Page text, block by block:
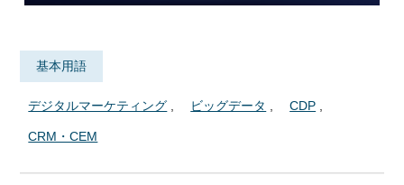
基本用語
デジタルマーケティング ビッグデータ CDP
CRM・CEM